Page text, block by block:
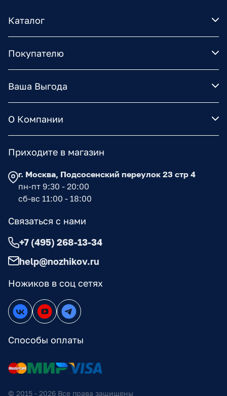
Каталог
Покупателю
Ваша Выгода
О Компании
Ножиков в соц сетях
Способы оплаты
Приходите в магазин
г. Москва, Подсосенский переулок 23 стр 4
пн-пт 9:30 - 20:00
сб-вс 11:00 - 18:00
Связаться с нами
+7 (495) 268-13-34
help@nozhikov.ru
© 2015 - 2026 Все права защищены